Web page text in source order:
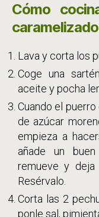
Cómo
Lava y corta los
Coge una
aceite y pocha
Cuando el
de azúcar
empieza a
añade un
remueve y deja
Resérvalo.
Corta las 2
ponle sal,